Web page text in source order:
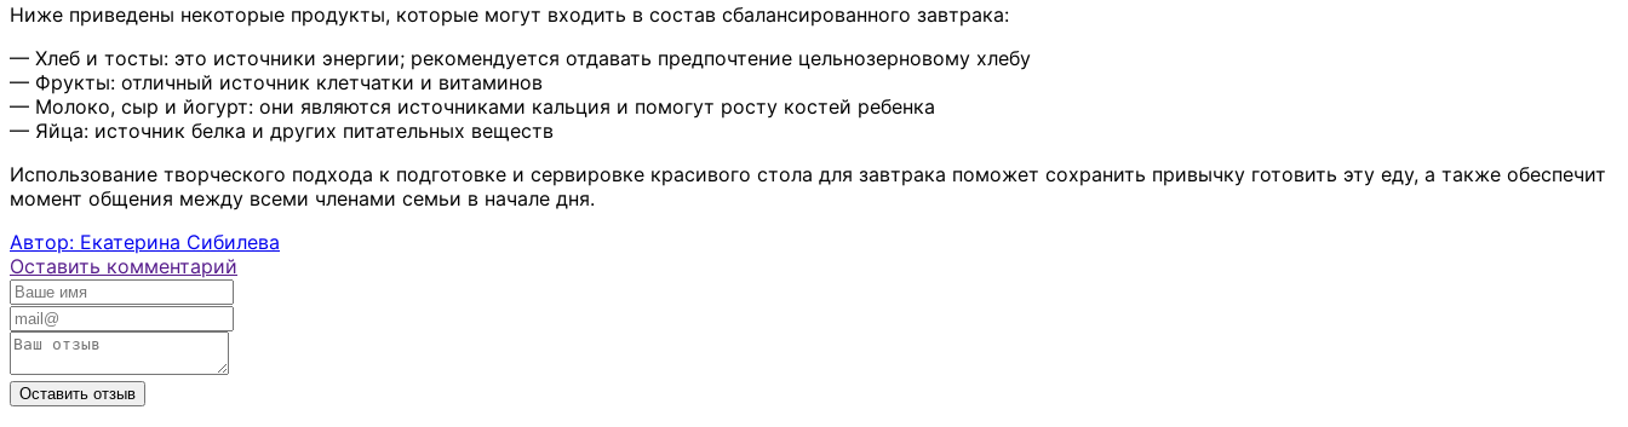
Ниже приведены некоторые продукты, которые могут входить в состав сбалансированного завтрака:
— Хлеб и тосты: это источники энергии; рекомендуется отдавать предпочтение цельнозерновому хлебу
— Фрукты: отличный источник клетчатки и витаминов
— Молоко, сыр и йогурт: они являются источниками кальция и помогут росту костей ребенка
— Яйца: источник белка и других питательных веществ
Использование творческого подхода к подготовке и сервировке красивого стола для завтрака поможет сохранить привычку готовить эту еду, а также обеспечит
момент общения между всеми членами семьи в начале дня.
Автор: Екатерина Сибилева
Оставить комментарий